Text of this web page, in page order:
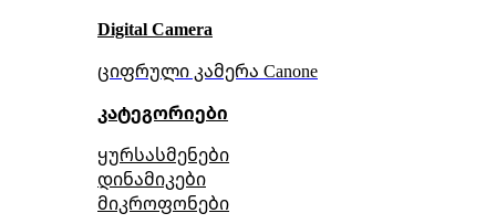
Digital Camera
ციფრული კამერა Сanone
კატეგორიები
ყურსასმენები
დინამიკები
მიკროფონები